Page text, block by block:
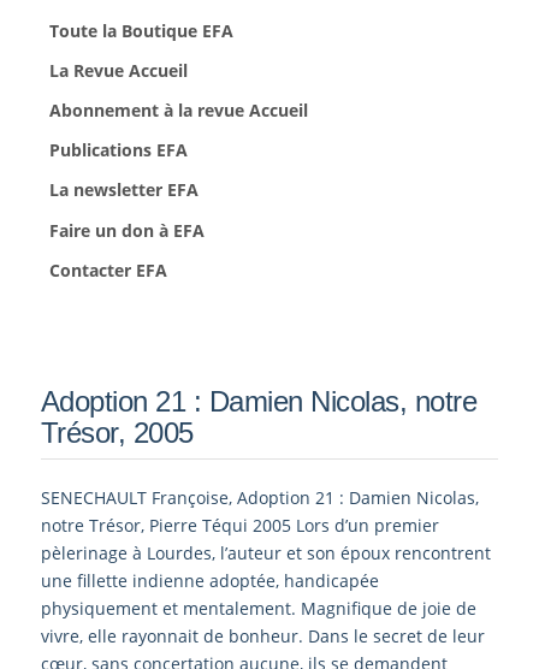
Toute la Boutique EFA
La Revue Accueil
Abonnement à la revue Accueil
Publications EFA
La newsletter EFA
Faire un don à EFA
Contacter EFA
Adoption 21 : Damien Nicolas, notre
Trésor, 2005
SENECHAULT Françoise, Adoption 21 : Damien Nicolas,
notre Trésor, Pierre Téqui 2005 Lors d’un premier
pèlerinage à Lourdes, l’auteur et son époux rencontrent
une fillette indienne adoptée, handicapée
physiquement et mentalement. Magnifique de joie de
vivre, elle rayonnait de bonheur. Dans le secret de leur
cœur, sans concertation aucune, ils se demandent